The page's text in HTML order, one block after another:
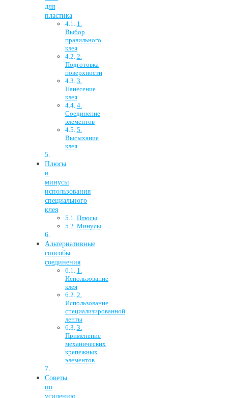
для
пластика
1.
Выбор
правильного
клея
2.
Подготовка
поверхности
3.
Нанесение
клея
4.
Соединение
элементов
5.
Высыхание
клея
Плюсы
и
минусы
использования
специального
клея
Плюсы
Минусы
Альтернативные
способы
соединения
1.
Использование
клея
2.
Использование
специализированной
ленты
3.
Применение
механических
крепежных
элементов
Советы
по
усилению